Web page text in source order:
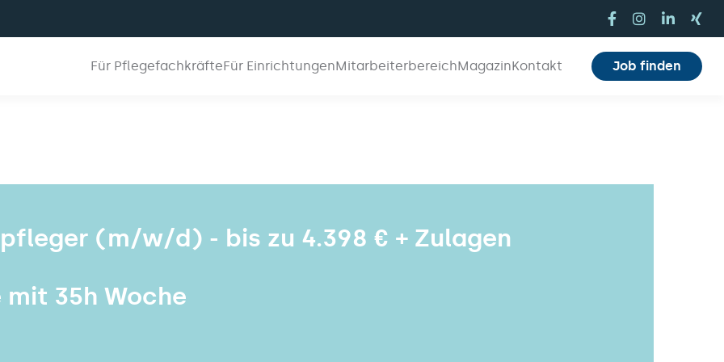
Für PflegefachkräfteFür EinrichtungenMitarbeiterbereichMagazinKontakt Job finden
(m/w/d) - bis zu 4.398 € + Zulagen
35h Woche